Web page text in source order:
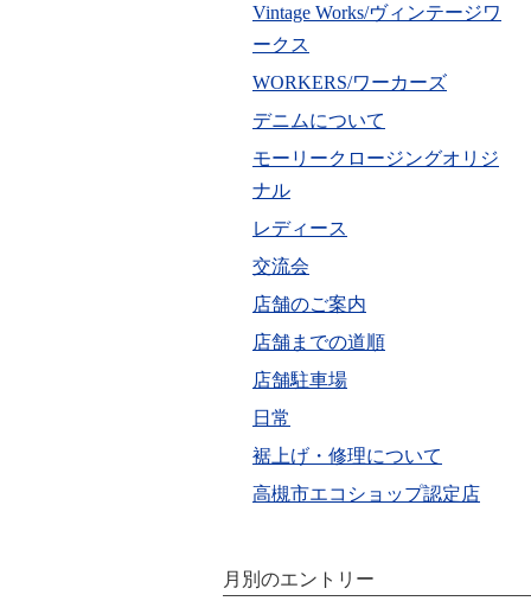
Vintage Works/ヴィンテージワ
ークス
WORKERS/ワーカーズ
デニムについて
モーリークロージングオリジ
ナル
レディース
交流会
店舗のご案内
店舗までの道順
店舗駐車場
日常
裾上げ・修理について
高槻市エコショップ認定店
月別のエントリー